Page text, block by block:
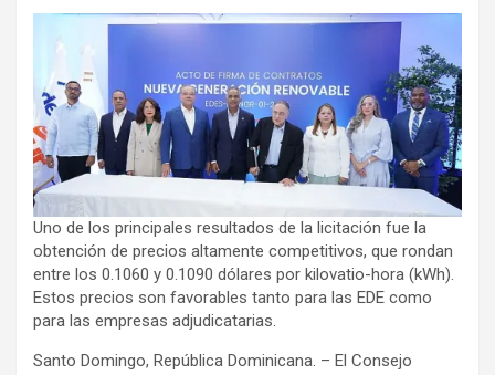
Uno de los principales resultados de la licitación fue la
obtención de precios altamente competitivos, que rondan
entre los 0.1060 y 0.1090 dólares por kilovatio-hora (kWh).
Estos precios son favorables tanto para las EDE como
para las empresas adjudicatarias.
Santo Domingo, República Dominicana. – El Consejo